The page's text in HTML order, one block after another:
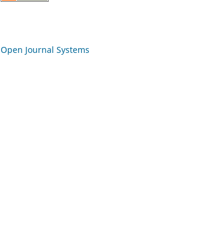
Open Journal Systems